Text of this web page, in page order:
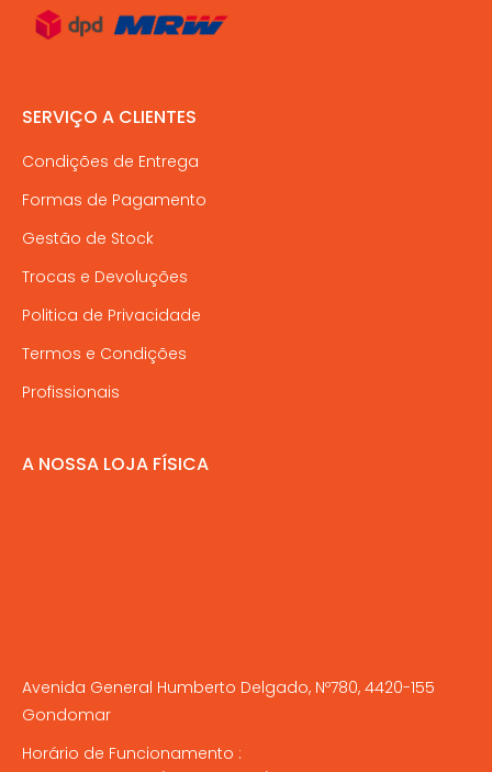
SERVIÇO A CLIENTES
Condições de Entrega
Formas de Pagamento
Gestão de Stock
Trocas e Devoluções
Politica de Privacidade
Termos e Condições
Profissionais
A NOSSA LOJA FÍSICA
Avenida General Humberto Delgado, Nº780, 4420-155
Gondomar
Horário de Funcionamento :